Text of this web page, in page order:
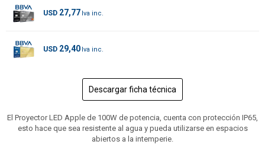
USD 27,77
USD 29,40
Descargar ficha técnica
El Proyector LED Apple de 100W de potencia, cuenta con protección IP65,
esto hace que sea resistente al agua y pueda utilizarse en espacios
abiertos a la intemperie.